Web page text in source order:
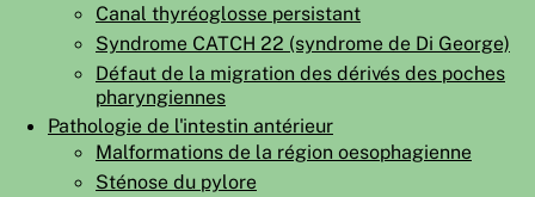
EMBRYOGÉNÈSE
Canal thyréoglosse persistant
Syndrome CATCH 22 (syndrome de Di George)
Défaut de la migration des dérivés des poches
pharyngiennes
Pathologie de l'intestin antérieur
Malformations de la région oesophagienne
Sténose du pylore